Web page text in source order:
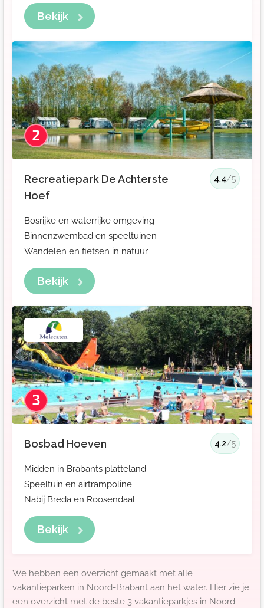
Bekijk
2
Recreatiepark De Achterste
Hoef
4.4/5
Bosrijke en waterrijke omgeving
Binnenzwembad en speeltuinen
Wandelen en fietsen in natuur
Bekijk
3
Bosbad Hoeven 4.2/5
Midden in Brabants platteland
Speeltuin en airtrampoline
Nabij Breda en Roosendaal
Bekijk
We hebben een overzicht gemaakt met alle
vakantieparken in Noord-Brabant aan het water. Hier zie je
een overzicht met de beste 3 vakantieparkjes in Noord-